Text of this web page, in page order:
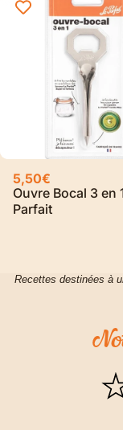
5,50€
Ouvre Bocal 3 en
Parfait
Recettes destinées à